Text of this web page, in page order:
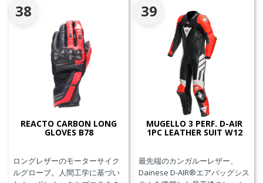
38
REACTO CARBON LONG
GLOVES B78
ロングレザーのモーターサイク
ルグローブ。人間工学に基づい
39
MUGELLO 3 PERF. D-AIR
1PC LEATHER SUIT W12
最先端のカンガルーレザー、
Dainese D-AIR®エアバッグシス